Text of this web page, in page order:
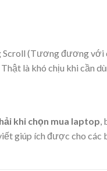
Scroll (Tương đương
là khó chịu khi cần
khi chọn mua laptop,
giúp ích được cho các